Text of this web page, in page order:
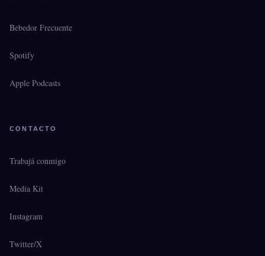
Bebedor Frecuente
Spotify
Apple Podcasts
CONTACTO
Trabajá conmigo
Media Kit
Instagram
Twitter/X